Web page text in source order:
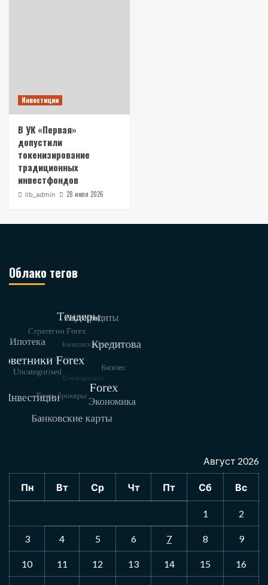
Инвестиции
В УК «Первая»
допустили
токенизирование
традиционных
инвестфондов
lib_admin 28 июля 2026
Облако тегов
Август 2026
Пн Вт Ср Чт Пт Сб Вс
1 2
3 4 5 6 7 8 9
10 11 12 13 14 15 16